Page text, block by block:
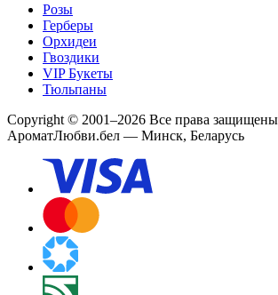
Розы
Герберы
Орхидеи
Гвоздики
VIP Букеты
Тюльпаны
Copyright © 2001–2026 Все права защищены
АроматЛюбви.бел — Минск, Беларусь